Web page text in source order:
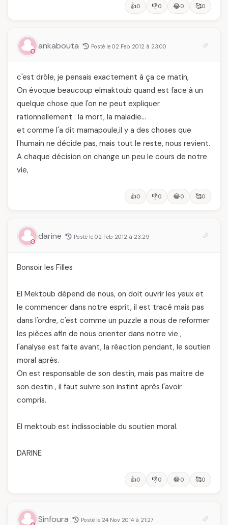
👍0 👎0 😂0 🥰0
ankabouta Posté le 02 Feb 2012 à 23:00
c'est drôle, je pensais exactement à ça ce matin,
On évoque beaucoup elmaktoub quand est face à un
quelque chose que l'on ne peut expliquer
rationnellement : la mort, la maladie…
et comme l'a dit mamapoule,il y a des choses que
l'humain ne décide pas, mais tout le reste, nous revient.
A chaque décision on change un peu le cours de notre
vie,
👍0 👎0 😂0 🥰0
darine Posté le 02 Feb 2012 à 23:29
Bonsoir les Filles
El Mektoub dépend de nous, on doit ouvrir les yeux et
le commencer dans notre esprit, il est tracé mais pas
dans l'ordre, c'est comme un puzzle a nous de reformer
les pièces afin de nous orienter dans notre vie ,
l'analyse est faite avant, la réaction pendant, le soutien
moral après.
On est responsable de son destin, mais pas maitre de
son destin , il faut suivre son instint après l'avoir
compris.
El mektoub est indissociable du soutien moral.
DARINE
👍0 👎0 😂0 🥰0
Sinfoura Posté le 24 Nov 2014 à 21:27